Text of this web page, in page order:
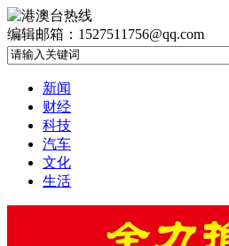
编辑邮箱：1527511756@qq.com
新闻
财经
科技
汽车
文化
生活